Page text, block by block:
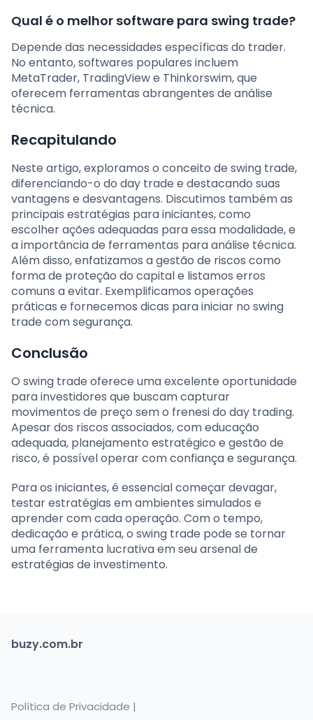
Qual é o melhor software para swing trade?
Depende das necessidades específicas do trader.
No entanto, softwares populares incluem
MetaTrader, TradingView e Thinkorswim, que
oferecem ferramentas abrangentes de análise
técnica.
Recapitulando
Neste artigo, exploramos o conceito de swing trade,
diferenciando-o do day trade e destacando suas
vantagens e desvantagens. Discutimos também as
principais estratégias para iniciantes, como
escolher ações adequadas para essa modalidade, e
a importância de ferramentas para análise técnica.
Além disso, enfatizamos a gestão de riscos como
forma de proteção do capital e listamos erros
comuns a evitar. Exemplificamos operações
práticas e fornecemos dicas para iniciar no swing
trade com segurança.
Conclusão
O swing trade oferece uma excelente oportunidade
para investidores que buscam capturar
movimentos de preço sem o frenesi do day trading.
Apesar dos riscos associados, com educação
adequada, planejamento estratégico e gestão de
risco, é possível operar com confiança e segurança.
Para os iniciantes, é essencial começar devagar,
testar estratégias em ambientes simulados e
aprender com cada operação. Com o tempo,
dedicação e prática, o swing trade pode se tornar
uma ferramenta lucrativa em seu arsenal de
estratégias de investimento.
buzy.com.br
Política de Privacidade |